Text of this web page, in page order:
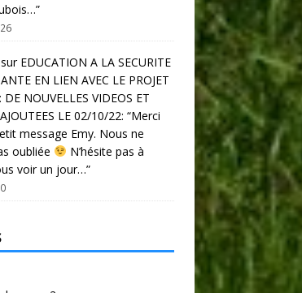
”
EDUCATION A LA SECURITE
EN LIEN AVEC LE PROJET
DE NOUVELLES VIDEOS ET
LE 02/10/22: “Merci
message Emy. Nous ne
oubliée
N’hésite pas à
voir un jour…”